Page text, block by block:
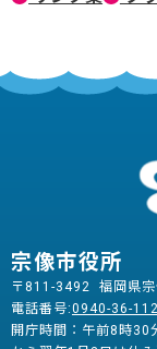
宗像市役所
〒811-3492 福岡県
電話番号:0940-36-
開庁時間：午前8時30